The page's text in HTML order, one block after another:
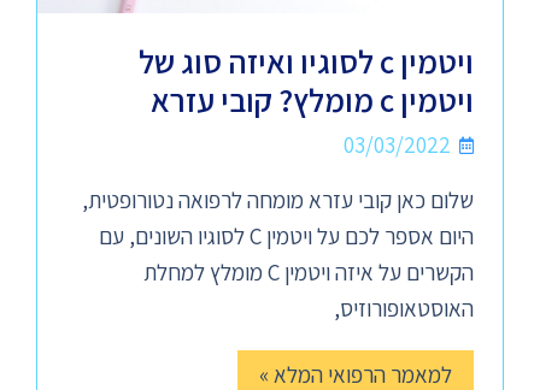
ויטמין c לסוגיו ואיזה סוג של
ויטמין c מומלץ? קובי עזרא
03/03/2022
שלום כאן קובי עזרא מומחה לרפואה נטורופטית,
היום אספר לכם על ויטמין C לסוגיו השונים, עם
הקשרים על איזה ויטמין C מומלץ למחלת
האוסטאופורוזיס,
למאמר הרפואי המלא »